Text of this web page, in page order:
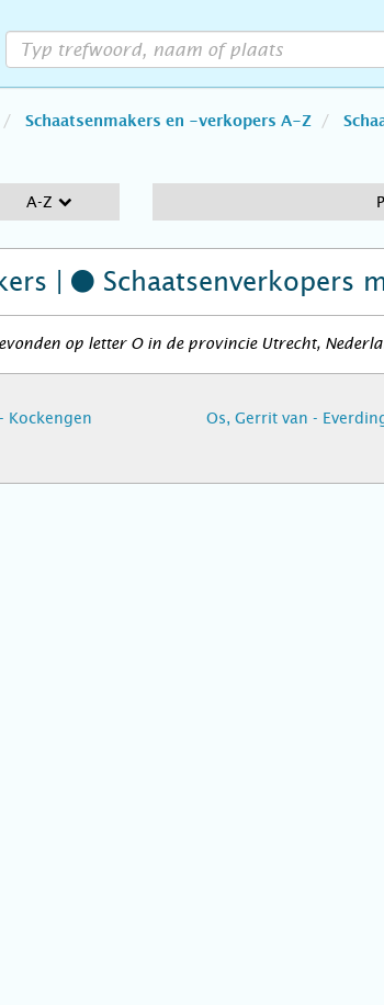
Schaatsenmakers en -verkopers A-Z
A-Z
| Schaatsenverkopers
op letter O in de provincie Utrecht,
Kockengen Os, Gerrit van -